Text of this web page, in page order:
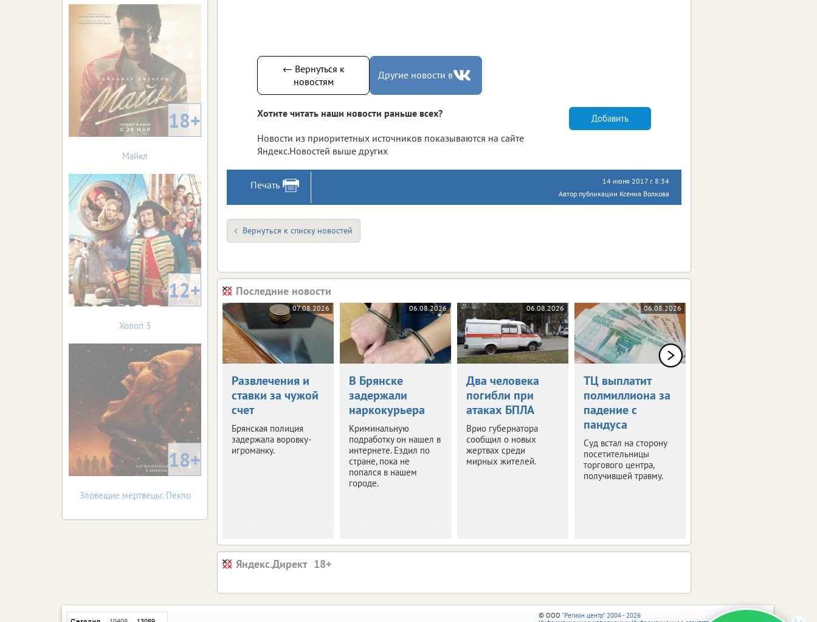
← Вернуться к
новостям
Другие новости в
Хотите читать наши новости раньше всех?
Новости из приоритетных источников показываются на сайте
Яндекс.Новостей выше других
Добавить
Печать
14 июня 2017 г. 8:34
Автор публикации Ксения Волкова
Вернуться к списку новостей
Последние новости
07.08.2026
Развлечения и
ставки за чужой
счет
Брянская полиция
задержала воровку-
игроманку.
06.08.2026
В Брянске
задержали
наркокурьера
Криминальную
подработку он нашел в
интернете. Ездил по
стране, пока не
попался в нашем
городе.
06.08.2026
Два человека
погибли при
атаках БПЛА
Врио губернатора
сообщил о новых
жертвах среди
мирных жителей.
06.08.2026
ТЦ выплатит
полмиллиона за
падение с
пандуса
Суд встал на сторону
посетительницы
торгового центра,
получившей травму.
Яндекс.Директ
18+
Майкл
12+
Холоп 3
18+
Зловещие мертвецы: Пекло
© ООО "Регион центр" 2004 - 2026